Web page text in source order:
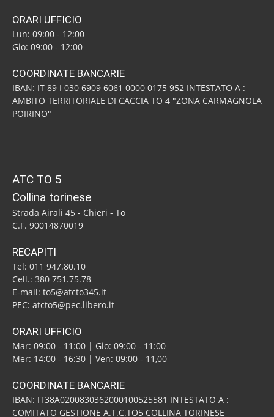
ORARI UFFICIO
Lun: 09:00 - 12:00
Gio: 09:00 - 12:00
COORDINATE BANCARIE
IBAN: IT 89 I 030 6909 6061 0000 0175 952 INTESTATO A :
AMBITO TERRITORIALE DI CACCIA TO 4 "ZONA CARMAGNOLA
POIRINO"
ATC TO 5
Collina torinese
Strada Airali 45 - Chieri - To
C.F. 90014870019
RECAPITI
Tel: 011 947.80.10
Cell.: 380 751.75.78
E-mail: to5@atcto345.it
PEC: atcto5@pec.libero.it
ORARI UFFICIO
Mar: 09:00 - 11:00 | Gio: 09:00 - 11:00
Mer: 14:00 - 16:30 | Ven: 09:00 - 11,00
COORDINATE BANCARIE
IBAN: IT38A0200830362000100525581 INTESTATO A :
COMITATO GESTIONE A.T.C.TO5 COLLINA TORINESE